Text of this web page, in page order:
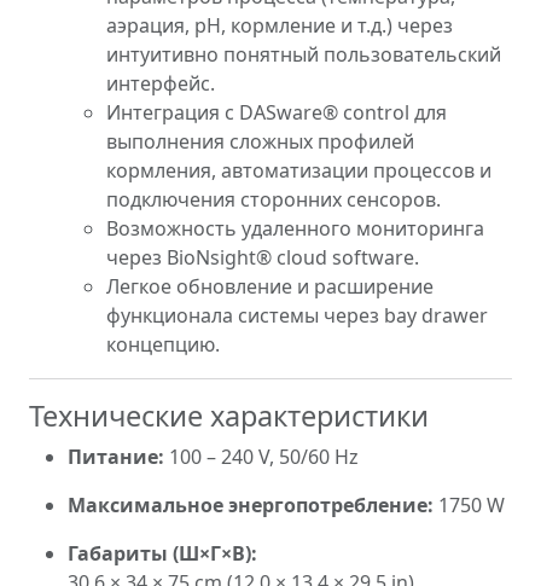
аэрация, pH, кормление и т.д.) через
интуитивно понятный пользовательский
интерфейс.
Интеграция с DASware® control для
выполнения сложных профилей
кормления, автоматизации процессов и
подключения сторонних сенсоров.
Возможность удаленного мониторинга
через BioNsight® cloud software.
Легкое обновление и расширение
функционала системы через bay drawer
концепцию.
Технические характеристики
Питание: 100 – 240 V, 50/60 Hz
Максимальное энергопотребление: 1750 W
Габариты (Ш×Г×В):